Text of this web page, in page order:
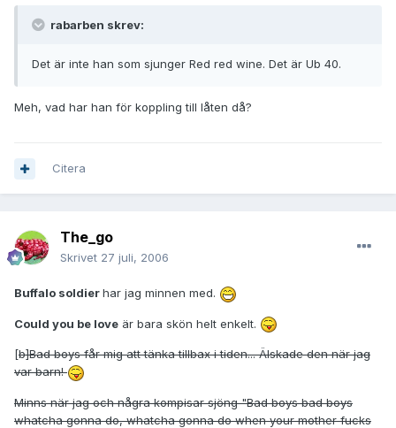
rabarben skrev:
Det är inte han som sjunger Red red wine. Det är Ub 40.
Meh, vad har han för koppling till låten då?
Citera
The_go
Skrivet 27 juli, 2006
Buffalo soldierhar jag minnen med.
Could you be love är bara skön helt enkelt.
[b]Bad boysfår mig att tänka tillbax i tiden... Älskade den när jag
var barn!
Minns när jag och några kompisar sjöng "Bad boys bad boys
whatcha gonna do, whatcha gonna do when your mother fucks